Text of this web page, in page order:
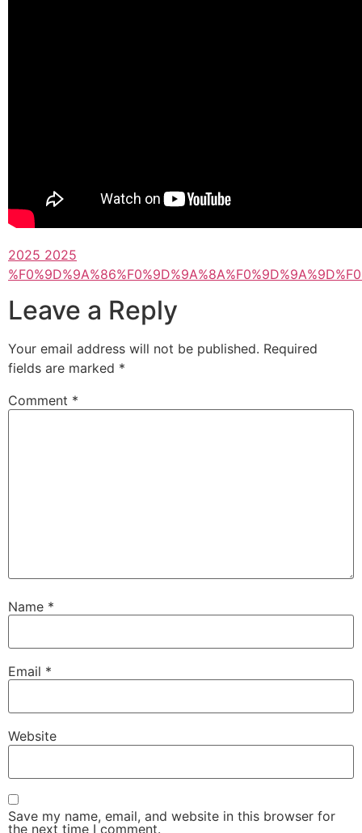
2025 2025
Leave a Reply
Your email address will not be published. Required
fields are marked *
Comment *
Name *
Email *
Website
Save my name, email, and website in this browser for
the next time I comment.